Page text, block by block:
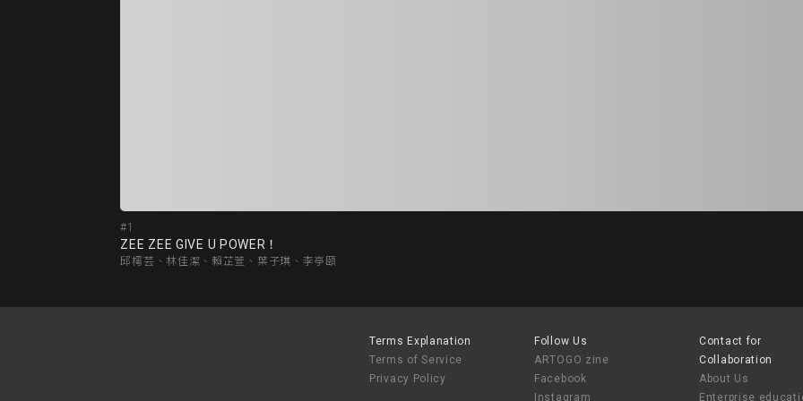
#1
ZEE ZEE GIVE U POWER！
邱樗芸、林佳潔、賴芷萱、葉子琪、李亭頤
Terms Explanation
Terms of Service
Privacy Policy
Follow Us
ARTOGO zine
Facebook
Instagram
Contact for
Collaboration
About Us
Enterprise